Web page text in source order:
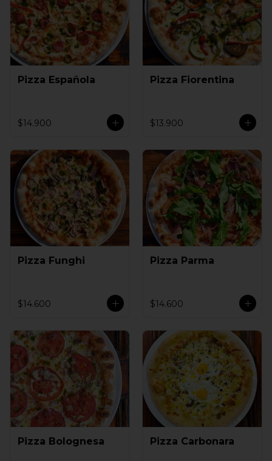
Pizza Española
$14.900
Pizza Fiorentina
$13.900
Pizza Funghi
$14.600
Pizza Parma
$14.600
Pizza Bolognesa Pizza Carbonara